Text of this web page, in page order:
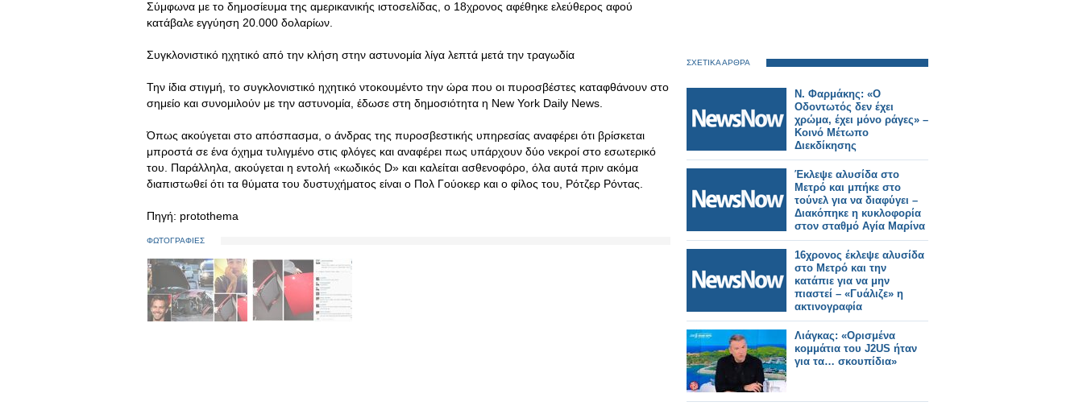
Σύμφωνα με το δημοσίευμα της αμερικανικής ιστοσελίδας, ο 18χρονος αφέθηκε ελεύθερος αφού
κατάβαλε εγγύηση 20.000 δολαρίων.
Συγκλονιστικό ηχητικό από την κλήση στην αστυνομία λίγα λεπτά μετά την τραγωδία
Την ίδια στιγμή, το συγκλονιστικό ηχητικό ντοκουμέντο την ώρα που οι πυροσβέστες καταφθάνουν στο
σημείο και συνομιλούν με την αστυνομία, έδωσε στη δημοσιότητα η New York Daily News.
Όπως ακούγεται στο απόσπασμα, ο άνδρας της πυροσβεστικής υπηρεσίας αναφέρει ότι βρίσκεται
μπροστά σε ένα όχημα τυλιγμένο στις φλόγες και αναφέρει πως υπάρχουν δύο νεκροί στο εσωτερικό
του. Παράλληλα, ακούγεται η εντολή «κωδικός D» και καλείται ασθενοφόρο, όλα αυτά πριν ακόμα
διαπιστωθεί ότι τα θύματα του δυστυχήματος είναι ο Πολ Γούοκερ και ο φίλος του, Ρότζερ Ρόντας.
Πηγή: protothema
ΦΩΤΟΓΡΑΦΙΕΣ
ΣΧΕΤΙΚΑ ΑΡΘΡΑ
Ν. Φαρμάκης: «Ο
Οδοντωτός δεν έχει
χρώμα, έχει μόνο ράγες» –
Κοινό Μέτωπο
Διεκδίκησης
Έκλεψε αλυσίδα στο
Μετρό και μπήκε στο
τούνελ για να διαφύγει –
Διακόπηκε η κυκλοφορία
στον σταθμό Αγία Μαρίνα
16χρονος έκλεψε αλυσίδα
στο Μετρό και την
κατάπιε για να μην
πιαστεί – «Γυάλιζε» η
ακτινογραφία
Λιάγκας: «Ορισμένα
κομμάτια του J2US ήταν
για τα… σκουπίδια»